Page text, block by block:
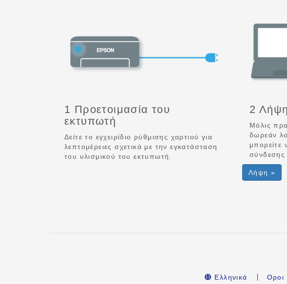
1 Προετοιμασία του
εκτυπωτή
Δείτε το εγχειρίδιο ρύθμισης χαρτιού για
λεπτομέρειες σχετικά με την εγκατάσταση
του υλισμικού του εκτυπωτή.
2
Μόλις
δωρεάν
μπορείτε
σύνδεσης
Λήψη »
Ελληνικά Οροι